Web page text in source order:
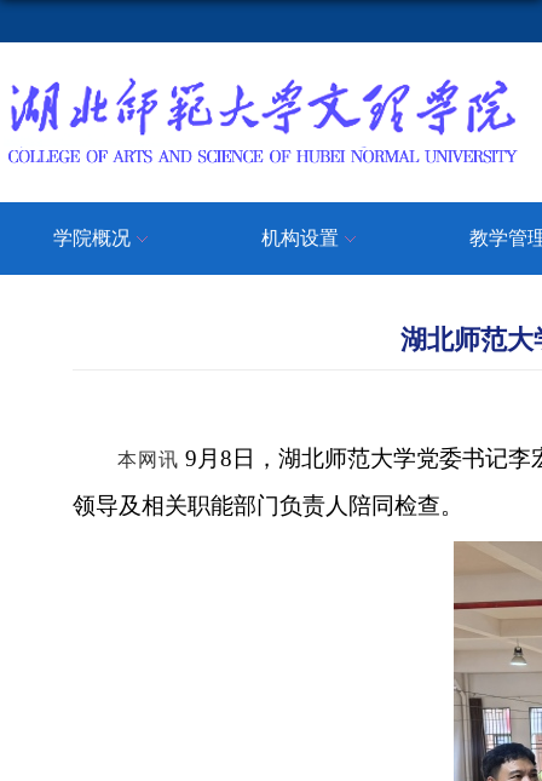
学院概况 机构设置 教学管
湖北师范大
本网讯 9月8日，湖北师范大学党委书记
领导及相关职能部门负责人 陪同检查。